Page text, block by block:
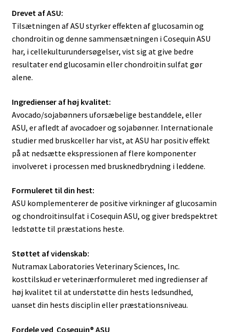
Drevet af ASU:
Tilsætningen af ​​ASU styrker effekten af glucosamin og
chondroitin og denne sammensætningen i Cosequin ASU
har, i cellekulturundersøgelser, vist sig at give bedre
resultater end glucosamin eller chondroitin sulfat gør
alene.
Ingredienser af høj kvalitet:
Avocado/sojabønners uforsæbelige bestanddele, eller
ASU, er afledt af avocadoer og sojabønner. Internationale
studier med bruskceller har vist, at ASU har positiv effekt
på at nedsætte ekspressionen af ​​flere komponenter
involveret i processen med brusknedbrydning i leddene.
Formuleret til din hest:
ASU komplementerer de positive virkninger af glucosamin
og chondroitinsulfat i Cosequin ASU, og giver bredspektret
ledstøtte til præstations heste.
Støttet af videnskab:
Nutramax Laboratories Veterinary Sciences, Inc.
kosttilskud er veterinærformuleret med ingredienser af
høj kvalitet til at understøtte din hests ledsundhed,
uanset din hests disciplin eller præstationsniveau.
Fordele ved Cosequin® ASU